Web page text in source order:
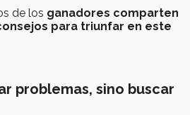
de los ganadores comparten
para triunfar en este
problemas, sino buscar